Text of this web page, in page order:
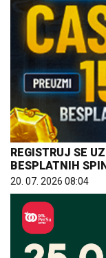
REGISTRUJ SE
BESPLATNIH
20. 07. 2026 08:04